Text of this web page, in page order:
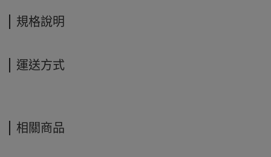
規格說明
運送方式
相關商品